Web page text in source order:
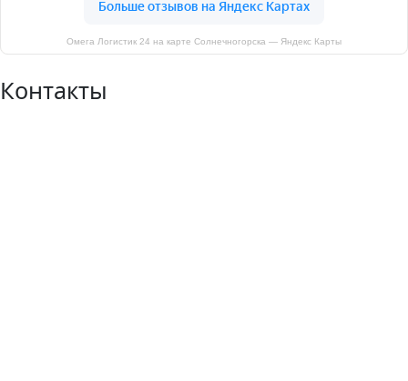
Омега Логистик 24 на карте Солнечногорска — Яндекс Карты
Контакты